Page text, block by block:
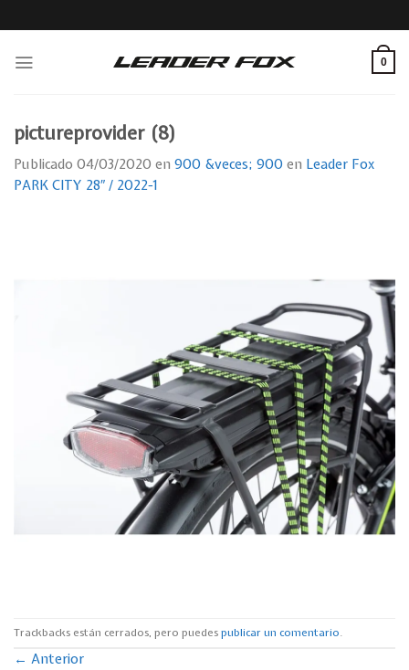
to
0
pictureprovider (8)
Publicado 04/03/2020 en 900 &veces; 900 en Leader Fox
PARK CITY 28″ / 2022-1
Trackbacks están cerrados, pero puedespublicar un comentario.
← Anterior